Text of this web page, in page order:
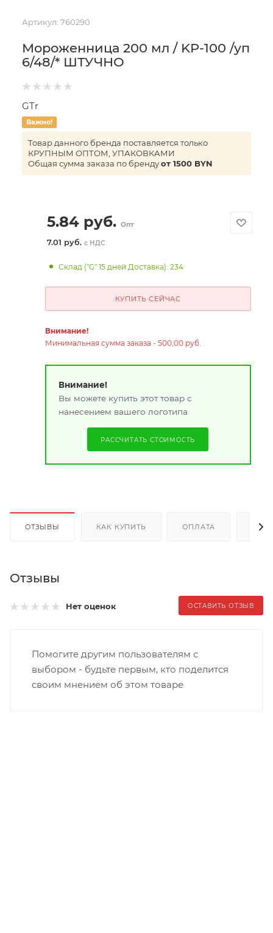
Артикул: 760290
Мороженница 200 мл / KP-100 /уп
6/48/* ШТУЧНО
GTr
Важно!
Товар данного бренда поставляется только
КРУПНЫМ ОПТОМ, УПАКОВКАМИ
Общая сумма заказа по брендуот 1500 BYN
5.84руб. Опт
7.01 руб. с НДС
Склад ("G" 15 дней Доставка): 234
КУПИТЬ СЕЙЧАС
Внимание!
Минимальная сумма заказа - 500,00 руб.
Внимание!
Вы можете купить этот товар с
нанесением вашего логотипа
РАССЧИТАТЬ СТОИМОСТЬ
ОТЗЫВЫ КАК КУПИТЬ ОПЛАТА
Отзывы
Нет оценок ОСТАВИТЬ ОТЗЫВ
Помогите другим пользователям с
выбором - будьте первым, кто поделится
своим мнением об этом товаре